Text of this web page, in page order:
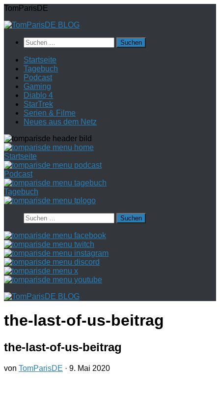
Zum
springen
TomParisDE
Suchen
nach:
Startseite
Tagebuch
Podcast
Gaming
Diablo 4
StarTrek
Serien & Filme
Neues aus dem Netz
Startseite
Podcast
Tagebuch
Suchen
nach:
the-last-of-us-beitrag
the-last-of-us-beitrag
von TomParisDE · 9. Mai 2020